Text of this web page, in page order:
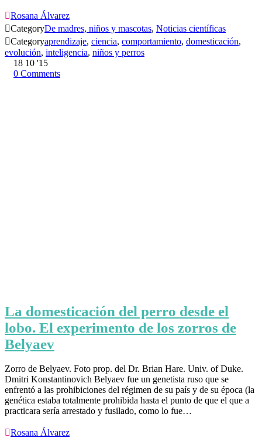
Rosana Álvarez
CategoryDe madres, niños y mascotas, Noticias científicas
Categoryaprendizaje, ciencia, comportamiento, domesticación,
evolución, inteligencia, niños y perros
18 10 '15
0 Comments
La domesticación del perro desde el
lobo. El experimento de los zorros de
Belyaev
Zorro de Belyaev. Foto prop. del Dr. Brian Hare. Univ. of Duke.
Dmitri Konstantinovich Belyaev fue un genetista ruso que se
enfrentó a las prohibiciones del régimen de su país y de su época (la
genética estaba totalmente prohibida hasta el punto de que el que a
practicara sería arrestado y fusilado, como lo fue…
Rosana Álvarez